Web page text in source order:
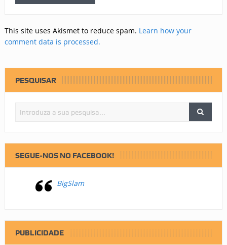
This site uses Akismet to reduce spam. Learn how your
comment data is processed.
PESQUISAR
SEGUE-NOS NO FACEBOOK!
BigSlam
PUBLICIDADE